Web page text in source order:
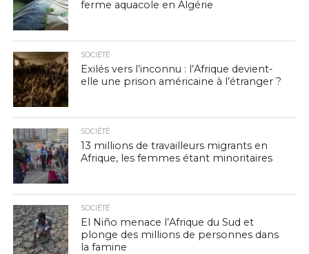
ferme aquacole en Algérie
SOCIÉTÉ
Exilés vers l’inconnu : l’Afrique devient-
elle une prison américaine à l’étranger ?
SOCIÉTÉ
13 millions de travailleurs migrants en
Afrique, les femmes étant minoritaires
SOCIÉTÉ
El Niño menace l’Afrique du Sud et
plonge des millions de personnes dans
la famine